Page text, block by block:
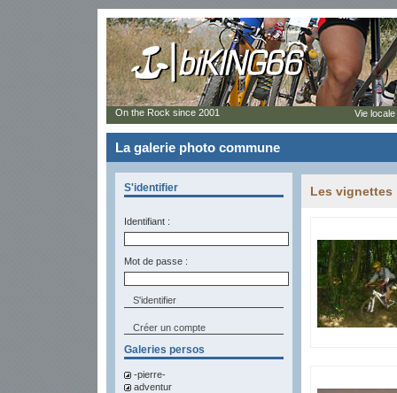
La galerie photo commune
S'identifier
Identifiant :
Mot de passe :
Créer un compte
Galeries persos
-pierre-
adventur
Les vignettes
On the Rock since 2001 Vie